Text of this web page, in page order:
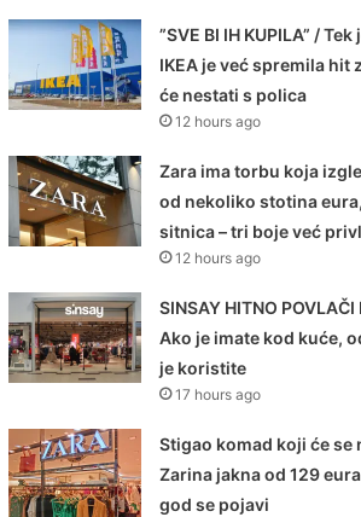
”SVE BI IH KUPILA” /
IKEA je već spremila hit
će nestati s polica
12 hours ago
Zara ima torbu koja
od nekoliko stotina
sitnica – tri boje već
12 hours ago
SINSAY HITNO POVLAČI
Ako je imate kod kuće,
je koristite
17 hours ago
Stigao komad koji će se
Zarina jakna od 129
god se pojavi